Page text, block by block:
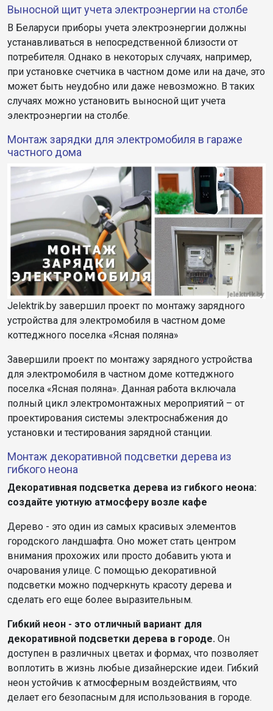
Выносной щит учета электроэнергии на столбе
В Беларуси приборы учета электроэнергии должны
устанавливаться в непосредственной близости от
потребителя. Однако в некоторых случаях, например,
при установке счетчика в частном доме или на даче, это
может быть неудобно или даже невозможно. В таких
случаях можно установить выносной щит учета
электроэнергии на столбе.
Монтаж зарядки для электромобиля в гараже
частного дома
Jelektrik.by завершил проект по монтажу зарядного
устройства для электромобиля в частном доме
коттеджного поселка «Ясная поляна»
Завершили проект по монтажу зарядного устройства
для электромобиля в частном доме коттеджного
поселка «Ясная поляна». Данная работа включала
полный цикл электромонтажных мероприятий – от
проектирования системы электроснабжения до
установки и тестирования зарядной станции.
Монтаж декоративной подсветки дерева из
гибкого неона
Декоративная подсветка дерева из гибкого неона:
создайте уютную атмосферу возле кафе
Дерево - это один из самых красивых элементов
городского ландшафта. Оно может стать центром
внимания прохожих или просто добавить уюта и
очарования улице. С помощью декоративной
подсветки можно подчеркнуть красоту дерева и
сделать его еще более выразительным.
Гибкий неон - это отличный вариант для
декоративной подсветки дерева в городе. Он
доступен в различных цветах и формах, что позволяет
воплотить в жизнь любые дизайнерские идеи. Гибкий
неон устойчив к атмосферным воздействиям, что
делает его безопасным для использования в городе.